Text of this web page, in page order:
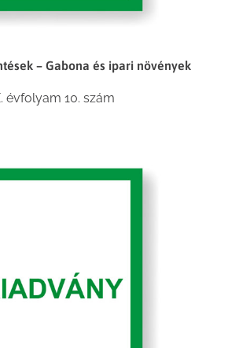
– Gabona és ipari növények
évfolyam 10. szám